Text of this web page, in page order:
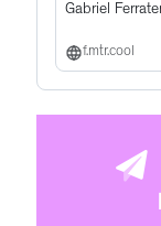
Gabriel
f.mtr.cool